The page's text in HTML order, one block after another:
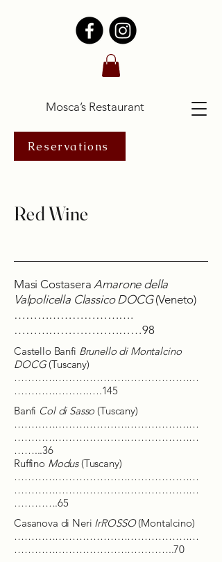
Mosca’s Restaurant
Reservations
Red Wine
Masi CostaseraAmarone della
Valpolicella Classico DOCG(Veneto)
………………………….
……………………………98
Castello Banfi Brunello di Montalcino
DOCG(Tuscany)
………………………………………………
………………….….145
Banfi Col di Sasso(Tuscany)
………………………………………………
………………………………………………
……...36
Ruffino Modus(Tuscany)
………………………………………………
………………………………………………
………….65
Casanova di Neri IrROSSO(Montalcino)
………………………………………………
………………………………………..70